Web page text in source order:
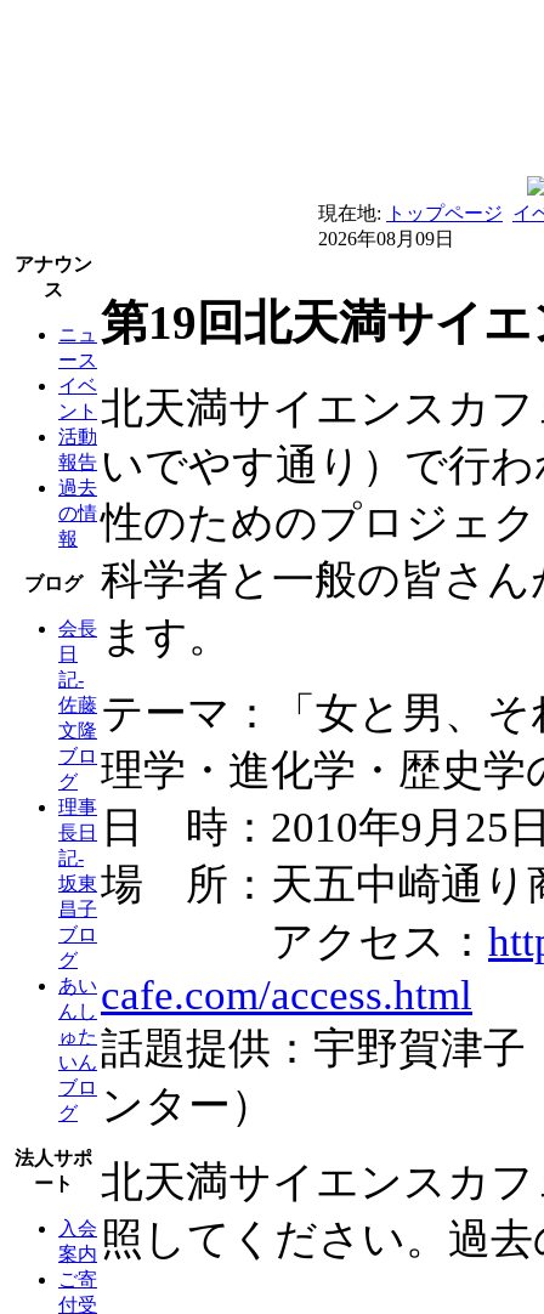
現在地: トップページ イ
2026年08月09日
アナウン
ス
ニュ
ース
イベ
ント
活動
報告
過去
の情
報
ブログ
会長
日
記-
佐藤
文隆
ブロ
グ
理事
長日
記-
坂東
昌子
ブロ
グ
あい
んし
ゅた
いん
ブロ
グ
法人サポ
ート
入会
案内
ご寄
付受
第19回北天満サイ
北天満サイエンスカ
いでやす通り）で行
性のためのプロジェ
科学者と一般の皆さ
ます。
テーマ：「女と男、
理学・進化学・歴史学
日 時：2010年9月25
場 所：天五中崎通り
アクセス：
cafe.com/access.html
話題提供：宇野賀津
ンター）
北天満サイエンスカ
照してください。過